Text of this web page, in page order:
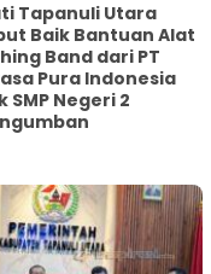
Tapanuli Utara
Baik Bantuan Alat
Band dari PT
Pura Indonesia
SMP Negeri 2